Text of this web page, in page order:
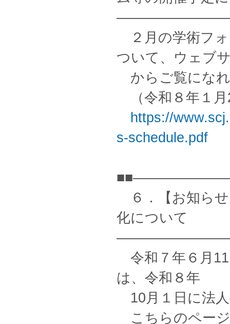
２月の学術フォ
ついて、ウェブ
からご覧にな
（令和８年１月
https://
s-schedule.pdf
６．【お知ら
化について
令和７年６月11
は、令和８年
10月１日に法
こちらのページ